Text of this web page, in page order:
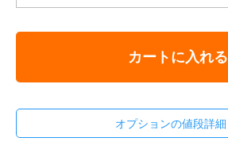
カートに入れる
オプションの値段詳細